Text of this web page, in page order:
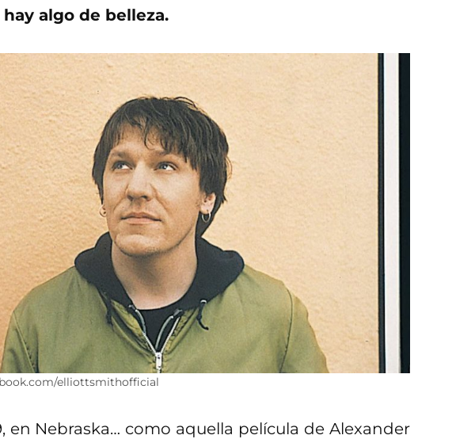
algo de belleza.
elliottsmithofficial
en Nebraska… como aquella película de Alexander